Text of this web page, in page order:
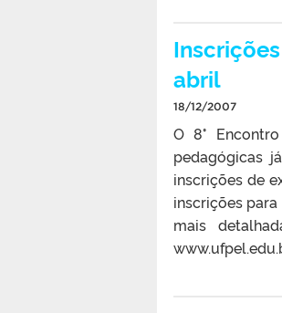
abril
18/12/2007
O 8°
pedagógicas
inscrições de
inscrições
mais